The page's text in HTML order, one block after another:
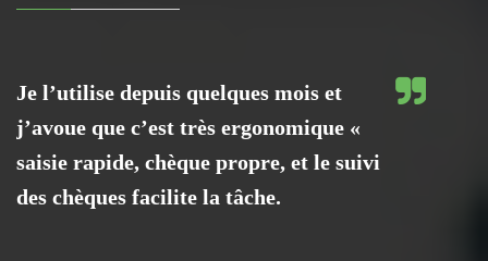
Je l’utilise depuis quelques mois et
j’avoue que c’est très ergonomique «
saisie rapide, chèque propre, et le suivi
des chèques facilite la tâche.